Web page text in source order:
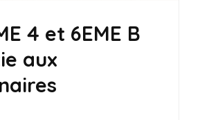
4 et 6EME B
aux